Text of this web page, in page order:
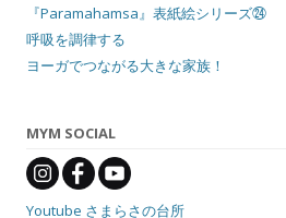
『Paramahamsa』表紙絵シリーズ㉔
呼吸を調律する
ヨーガでつながる大きな家族！
MYM SOCIAL
Youtube さまらさの台所